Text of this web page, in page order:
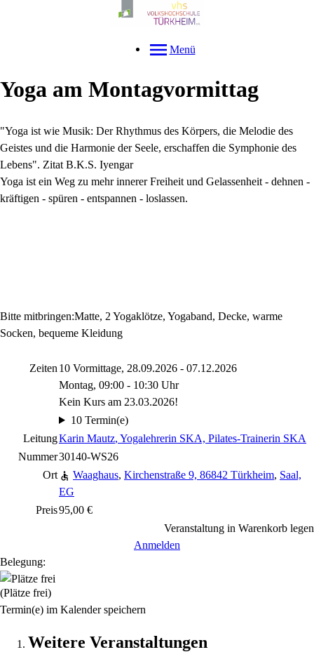
Menü
Yoga am Montagvormittag
"Yoga ist wie Musik: Der Rhythmus des Körpers, die Melodie des
Geistes und die Harmonie der Seele, erschaffen die Symphonie des
Lebens". Zitat B.K.S. Iyengar
Yoga ist ein Weg zu mehr innerer Freiheit und Gelassenheit - dehnen -
kräftigen - spüren - entspannen - loslassen.
Bitte mitbringen:Matte, 2 Yogaklötze, Yogaband, Decke, warme
Socken, bequeme Kleidung
Zeiten 10 Vormittage, 28.09.2026 - 07.12.2026
Montag, 09:00 - 10:30 Uhr
Kein Kurs am 23.03.2026!
10 Termin(e)
LeitungKarin Mautz, Yogalehrerin SKA, Pilates-Trainerin SKA
Nummer30140-WS26
Ort
Waaghaus, Kirchenstraße 9, 86842 Türkheim, Saal,
EG
Preis95,00 €
Veranstaltung in Warenkorb legen
Anmelden
Belegung:
(Plätze frei)
Termin(e) im Kalender speichern
Weitere Veranstaltungen